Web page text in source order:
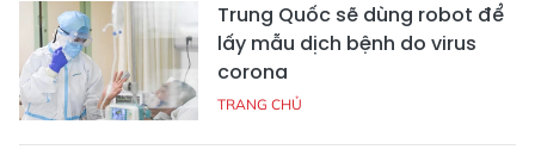
Trung Quốc sẽ dùng robot để
lấy mẫu dịch bệnh do virus
corona
TRANG CHỦ